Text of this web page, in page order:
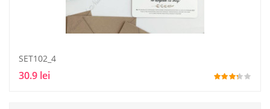
SET102_4
30.9 lei